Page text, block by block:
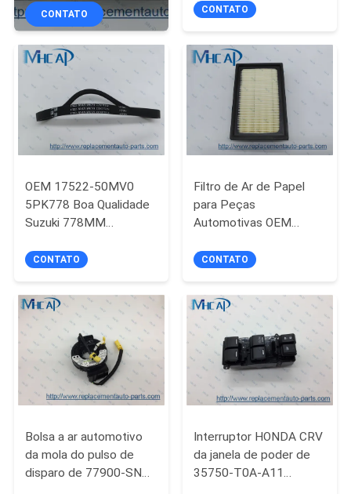
ENTRE
EM
CONTATO
CONOSCO
PEÇA
UMAS
CITAÇÕES
MAPA
DO
SITE
PRIVACY
POLICY
elemento de filtro de ar
para motores Para
Suzuki Honda Nissan
CONTATO CONTATO
OEM 17522-50MV0
5PK778 Boa Qualidade
Suzuki 778MM
CONTATO
Filtro de Ar de Papel
para Peças
Automotivas OEM
Elemento de Filtro de Ar
CONTATO
Bolsa a ar automotivo
da mola do pulso de
disparo de 77900-SNA-
Interruptor HONDA CRV
da janela de poder de
35750-T0A-A11